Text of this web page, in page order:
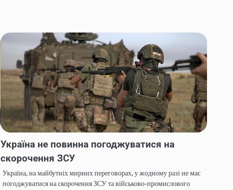
Україна не повинна погоджуватися на
скорочення ЗСУ
Україна, на майбутніх мирних переговорах, у жодному разі не має
погоджуватися на скорочення ЗСУ та військово-промислового